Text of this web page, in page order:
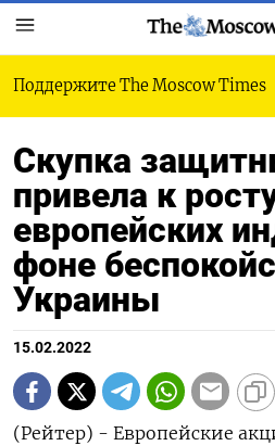
Поддержите The Moscow Times
Скупка
привела к
европейских
фоне
Украины
15.02.2022
(Рейтер) - Европейские